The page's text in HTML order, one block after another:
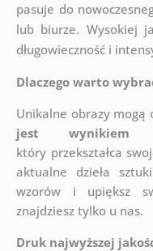
pasuje do
lub biurze. Wysokiej
długowieczność i
Dlaczego warto
Unikalne obrazy mogą
jest wynikiem
który przekształca
aktualne dzieła
wzorów i upiększ
znajdziesz tylko u nas.
Druk najwyższej